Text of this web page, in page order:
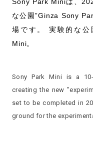
な公園”Ginza Sony
場です。 実験的な公
Mini。
Sony Park Mini is a
creating the new
set to be completed in
ground for the